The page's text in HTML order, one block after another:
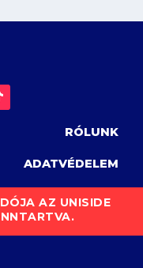
RÓLUNK
ADATVÉDELEM
AZ UNISIDE